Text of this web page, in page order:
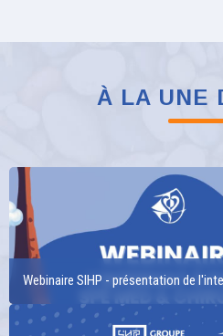
À LA UNE
Webinaire SIHP - présentation de